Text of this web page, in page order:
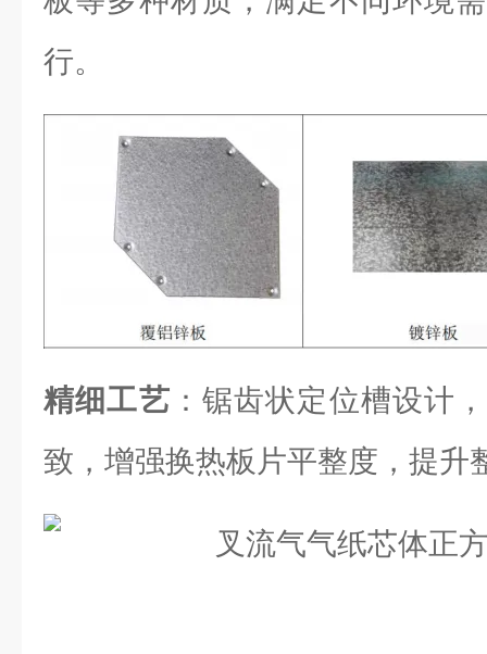
行。
精细工艺 ：锯齿状定位槽设计
致，增强换热板片平整度，提升